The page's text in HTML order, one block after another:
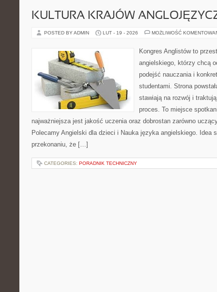
KULTURA KRAJÓW
POSTED BY ADMIN LUT - 19 - 2026 MOŻLIWOŚĆ
Kongres Anglistów to
angielskiego, którzy chcą
podejść nauczania i
studentami. Strona
stawiają na rozwój i
proces. To miejsce
najważniejsza jest jakość uczenia oraz dobrostan zarówno
Polecamy Angielski dla dzieci i Nauka języka angielskiego. Idea
przekonaniu, że […]
CATEGORIES: PORADNIK TECHNICZNY